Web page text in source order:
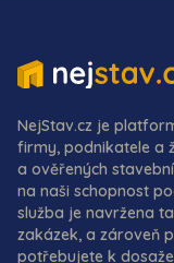
NejStav.cz je
firmy, podnikatele a
a ověřených
na naši schopnost
služba je navržena
zakázek, a zároveň
potřebujete k